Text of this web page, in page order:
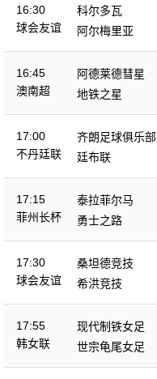
16:30
球会友谊
科尔多瓦
阿尔梅里亚
16:45
澳南超
阿德莱德彗星
地铁之星
17:00
不丹廷联
齐朗足球俱乐部
廷布联
17:15
菲州长杯
泰拉菲尔马
勇士之路
17:30
球会友谊
桑坦德竞技
希洪竞技
17:55
韩女联
现代制铁女足
世宗龟尾女足